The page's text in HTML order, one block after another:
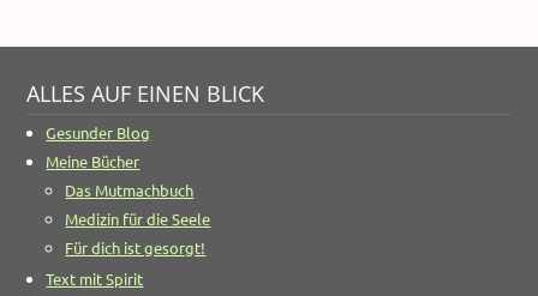
ALLES AUF EINEN BLICK
Gesunder Blog
Meine Bücher
Das Mutmachbuch
Medizin für die Seele
Für dich ist gesorgt!
Text mit Spirit